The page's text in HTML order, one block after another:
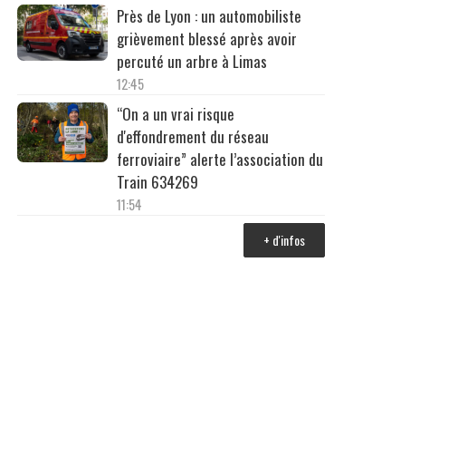
Près de Lyon : un automobiliste
grièvement blessé après avoir
percuté un arbre à Limas
12:45
“On a un vrai risque
d'effondrement du réseau
ferroviaire” alerte l’association du
Train 634269
11:54
+ d'infos